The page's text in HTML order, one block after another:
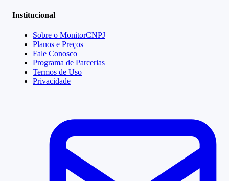
Institucional
Sobre o MonitorCNPJ
Planos e Preços
Fale Conosco
Programa de Parcerias
Termos de Uso
Privacidade